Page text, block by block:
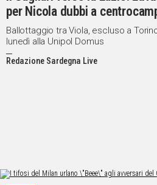
per Nicola dubbi a
Ballottaggio tra Viola, escluso a
lunedì alla Unipol Domus
Redazione Sardegna Live